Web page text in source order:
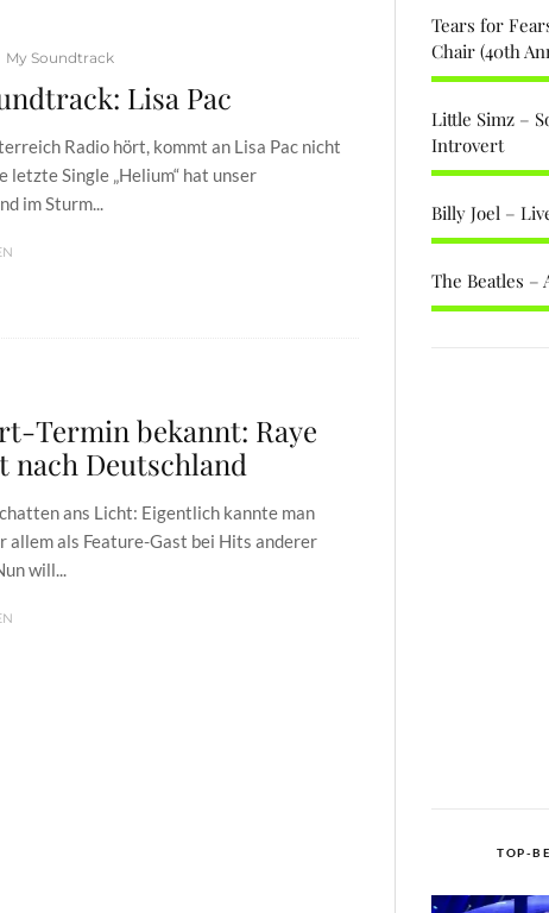
My Soundtrack
Lisa Pac
Radio hört, kommt an Lisa Pac nicht
letzte Single „Helium“ hat unser
im Sturm...
Termin bekannt: Raye
nach Deutschland
ans Licht: Eigentlich kannte man
allem als Feature-Gast bei Hits anderer
will...
Tears for
Chair (40th
Little Simz –
Introvert
Billy Joel –
The Beatles –
TOP-